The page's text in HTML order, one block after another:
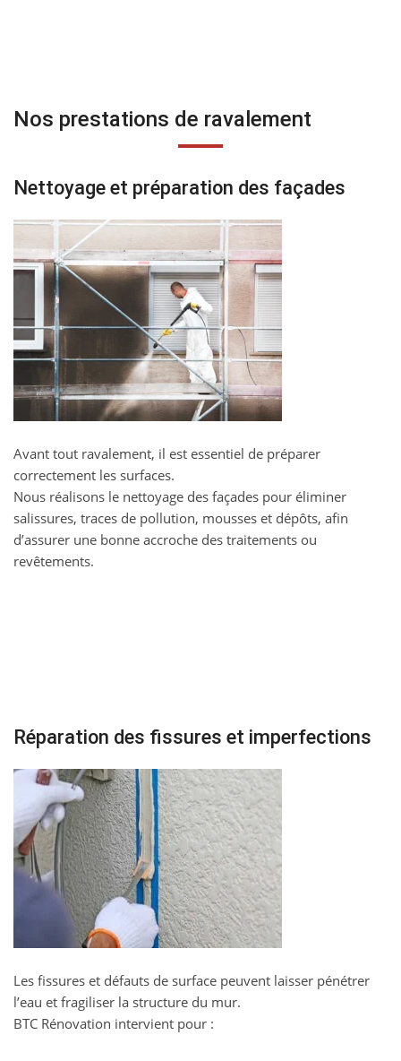
Nos prestations de ravalement
Nettoyage et préparation des façades
Avant tout ravalement, il est essentiel de préparer
correctement les surfaces.
Nous réalisons le nettoyage des façades pour éliminer
salissures, traces de pollution, mousses et dépôts, afin
d’assurer une bonne accroche des traitements ou
revêtements.
Réparation des fissures et imperfections
Les fissures et défauts de surface peuvent laisser pénétrer
l’eau et fragiliser la structure du mur.
BTC Rénovation intervient pour :